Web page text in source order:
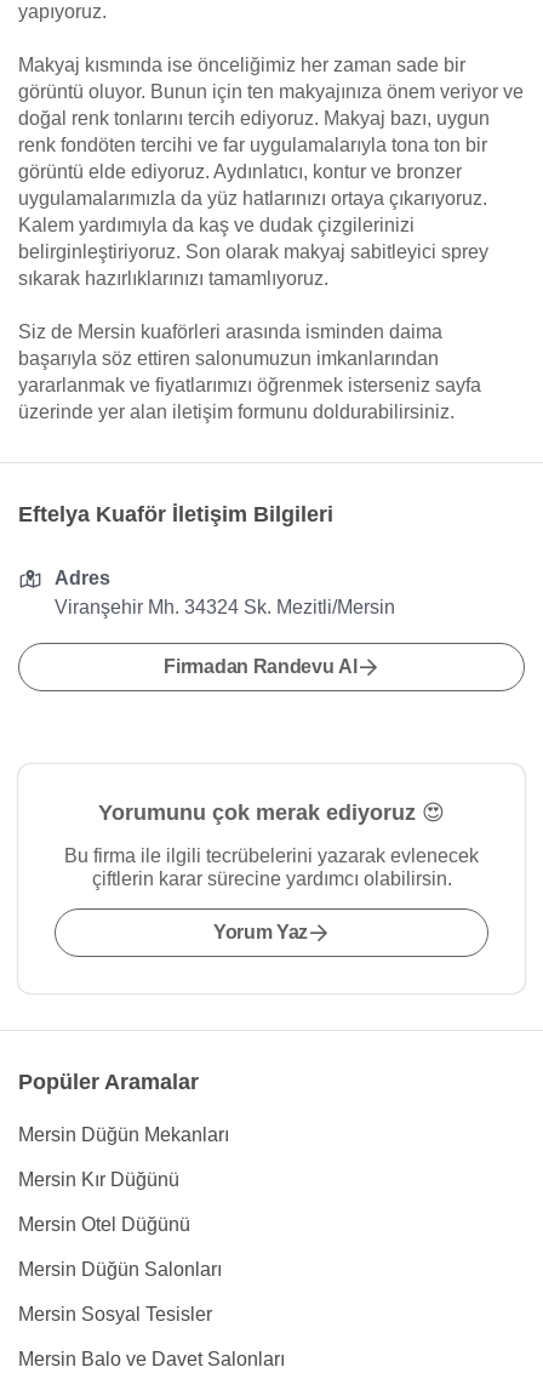
yapıyoruz.
Makyaj kısmında ise önceliğimiz her zaman sade bir
görüntü oluyor. Bunun için ten makyajınıza önem veriyor ve
doğal renk tonlarını tercih ediyoruz. Makyaj bazı, uygun
renk fondöten tercihi ve far uygulamalarıyla tona ton bir
görüntü elde ediyoruz. Aydınlatıcı, kontur ve bronzer
uygulamalarımızla da yüz hatlarınızı ortaya çıkarıyoruz.
Kalem yardımıyla da kaş ve dudak çizgilerinizi
belirginleştiriyoruz. Son olarak makyaj sabitleyici sprey
sıkarak hazırlıklarınızı tamamlıyoruz.
Siz de Mersin kuaförleri arasında isminden daima
başarıyla söz ettiren salonumuzun imkanlarından
yararlanmak ve fiyatlarımızı öğrenmek isterseniz sayfa
üzerinde yer alan iletişim formunu doldurabilirsiniz.
Eftelya Kuaför İletişim Bilgileri
Adres
Viranşehir Mh. 34324 Sk. Mezitli/Mersin
Firmadan Randevu Al
Yorumunu çok merak ediyoruz 😍
Bu firma ile ilgili tecrübelerini yazarak evlenecek
çiftlerin karar sürecine yardımcı olabilirsin.
Yorum Yaz
Popüler Aramalar
Mersin Düğün Mekanları
Mersin Kır Düğünü
Mersin Otel Düğünü
Mersin Düğün Salonları
Mersin Sosyal Tesisler
Mersin Balo ve Davet Salonları